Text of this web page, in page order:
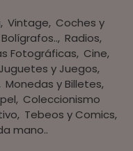
Vintage Coches y
Radios,
Fotográficas Cine
Juguetes y Juegos
Monedas y Billetes
Coleccionismo
Tebeos y Comics
mano..